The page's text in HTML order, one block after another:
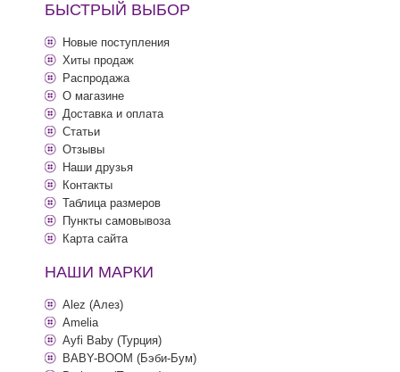
БЫСТРЫЙ ВЫБОР
Новые поступления
Хиты продаж
Распродажа
О магазине
Доставка и оплата
Статьи
Отзывы
Наши друзья
Контакты
Таблица размеров
Пункты самовывоза
Карта сайта
НАШИ МАРКИ
Alez (Алез)
Amelia
Ayfi Baby (Турция)
BABY-BOOM (Бэби-Бум)